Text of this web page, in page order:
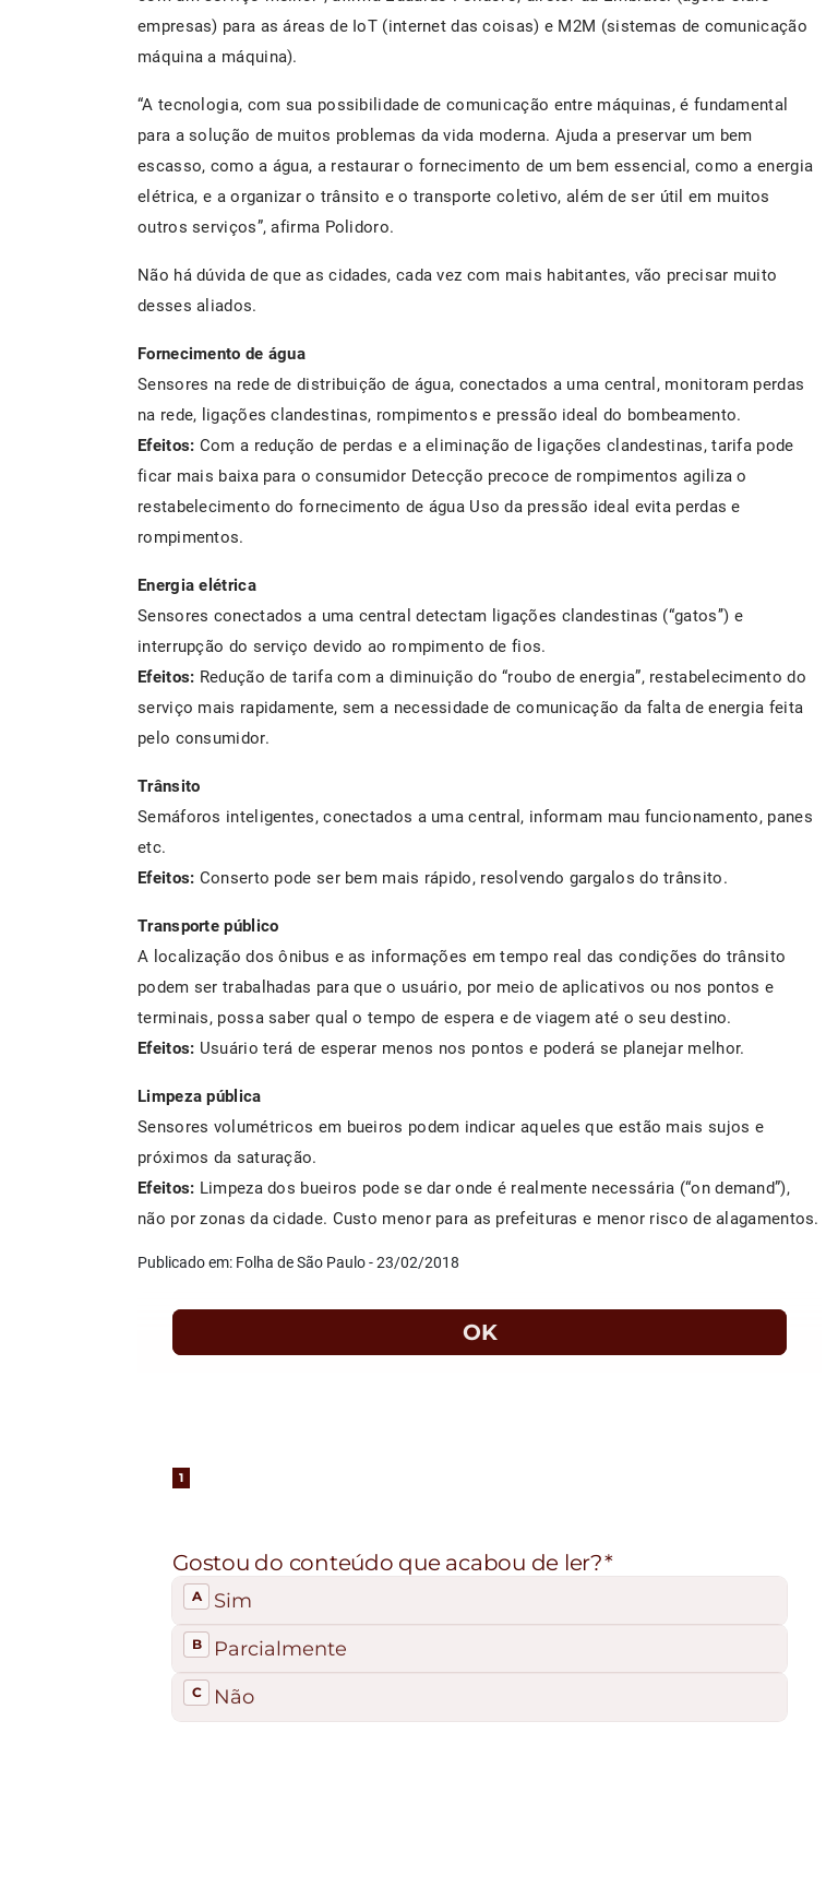
empresas) para as áreas de IoT (internet das coisas) e M2M (sistemas de comunicação
máquina a máquina).
“A tecnologia, com sua possibilidade de comunicação entre máquinas, é fundamental
para a solução de muitos problemas da vida moderna. Ajuda a preservar um bem
escasso, como a água, a restaurar o fornecimento de um bem essencial, como a energia
elétrica, e a organizar o trânsito e o transporte coletivo, além de ser útil em muitos
outros serviços”, afirma Polidoro.
Não há dúvida de que as cidades, cada vez com mais habitantes, vão precisar muito
desses aliados.
Fornecimento de água
Sensores na rede de distribuição de água, conectados a uma central, monitoram perdas
na rede, ligações clandestinas, rompimentos e pressão ideal do bombeamento.
Efeitos: Com a redução de perdas e a eliminação de ligações clandestinas, tarifa pode
ficar mais baixa para o consumidor Detecção precoce de rompimentos agiliza o
restabelecimento do fornecimento de água Uso da pressão ideal evita perdas e
rompimentos.
Energia elétrica
Sensores conectados a uma central detectam ligações clandestinas (“gatos’’) e
interrupção do serviço devido ao rompimento de fios.
Efeitos: Redução de tarifa com a diminuição do “roubo de energia”, restabelecimento do
serviço mais rapidamente, sem a necessidade de comunicação da falta de energia feita
pelo consumidor.
Trânsito
Semáforos inteligentes, conectados a uma central, informam mau funcionamento, panes
etc.
Efeitos: Conserto pode ser bem mais rápido, resolvendo gargalos do trânsito.
Transporte público
A localização dos ônibus e as informações em tempo real das condições do trânsito
podem ser trabalhadas para que o usuário, por meio de aplicativos ou nos pontos e
terminais, possa saber qual o tempo de espera e de viagem até o seu destino.
Efeitos: Usuário terá de esperar menos nos pontos e poderá se planejar melhor.
Limpeza pública
Sensores volumétricos em bueiros podem indicar aqueles que estão mais sujos e
próximos da saturação.
Efeitos: Limpeza dos bueiros pode se dar onde é realmente necessária (“on demand”),
não por zonas da cidade. Custo menor para as prefeituras e menor risco de alagamentos.
Publicado em: Folha de São Paulo - 23/02/2018